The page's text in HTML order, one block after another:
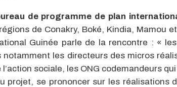
de programme de plan
de Conakry, Boké, Kindia, Mamou
Guinée parle de la rencontre : «
notamment les directeurs des micros
sociale, les ONG codemandeurs
projet, se prononcer sur les réalisations